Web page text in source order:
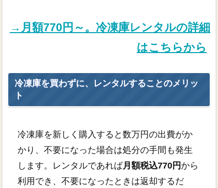
→月額770円～。冷凍庫レンタルの詳細
はこちらから
冷凍庫を買わずに、レンタルすることのメリッ
ト
冷凍庫を新しく購入すると数万円の出費がか
かり、不要になった場合は処分の手間も発生
します。レンタルであれば月額税込770円から
利用でき、不要になったときは返却するだ